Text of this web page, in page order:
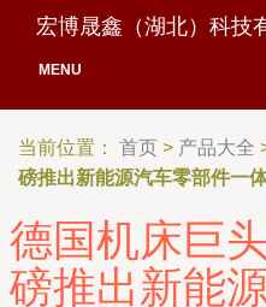
宏博晟鑫（湖北）科技
MENU
当前位置： 首页 > 产品大全
磅推出新能源汽车零部件一
德国机床巨
磅推出新能